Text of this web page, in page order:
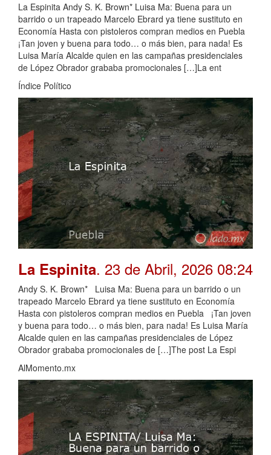
La Espinita Andy S. K. Brown* Luisa Ma: Buena para un
barrido o un trapeado Marcelo Ebrard ya tiene sustituto en
Economía Hasta con pistoleros compran medios en Puebla
¡Tan joven y buena para todo… o más bien, para nada! Es
Luisa María Alcalde quien en las campañas presidenciales
de López Obrador grababa promocionales […]La ent
Índice Político
La Espinita. 23 de Abril, 2026 08:24
Andy S. K. Brown* Luisa Ma: Buena para un barrido o un
trapeado Marcelo Ebrard ya tiene sustituto en Economía
Hasta con pistoleros compran medios en Puebla ¡Tan joven
y buena para todo… o más bien, para nada! Es Luisa María
Alcalde quien en las campañas presidenciales de López
Obrador grababa promocionales de […]The post La Espi
AlMomento.mx